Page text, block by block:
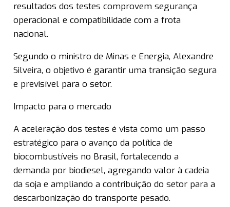
resultados dos testes comprovem segurança
operacional e compatibilidade com a frota
nacional.
Segundo o ministro de Minas e Energia, Alexandre
Silveira, o objetivo é garantir uma transição segura
e previsível para o setor.
Impacto para o mercado
A aceleração dos testes é vista como um passo
estratégico para o avanço da política de
biocombustíveis no Brasil, fortalecendo a
demanda por biodiesel, agregando valor à cadeia
da soja e ampliando a contribuição do setor para a
descarbonização do transporte pesado.